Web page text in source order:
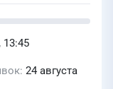
13:45
24 августа